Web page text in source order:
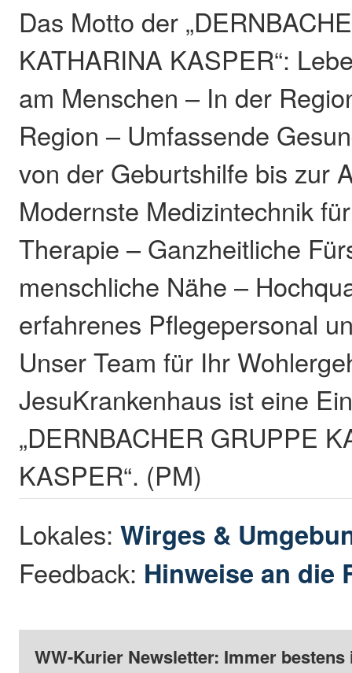
Das Motto der
KATHARINA KASPER“:
am Menschen – In der
Region – Umfassende
von der Geburtshilfe bis zur
Modernste Medizintechnik
Therapie – Ganzheitliche
menschliche Nähe –
erfahrenes Pflegepersonal
Unser Team für Ihr
JesuKrankenhaus ist eine
„DERNBACHER GRUPPE
KASPER“. (PM)
Lokales:Wirges &
Feedback: Hinweise an die
WW-Kurier Newsletter: Immer